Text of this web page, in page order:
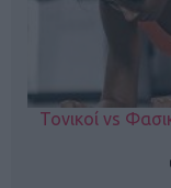
Τονικοί vs